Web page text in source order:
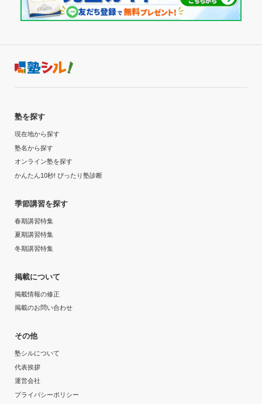
塾を探す
現在地から探す
塾名から探す
オンライン塾を探す
かんたん10秒! ぴったり塾診断
季節講習を探す
春期講習特集
夏期講習特集
冬期講習特集
掲載について
掲載情報の修正
掲載のお問い合わせ
その他
塾シルについて
代表挨拶
運営会社
プライバシーポリシー